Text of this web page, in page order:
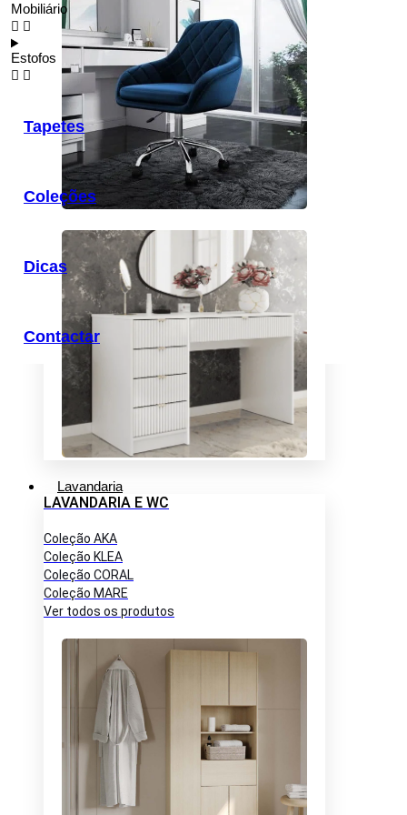
Lavandaria
LAVANDARIA E WC
Coleção AKA
Coleção KLEA
Coleção CORAL
Coleção MARE
Ver todos os produtos
Mobiliário
Estofos
Tapetes
Coleções
Dicas
Contactar